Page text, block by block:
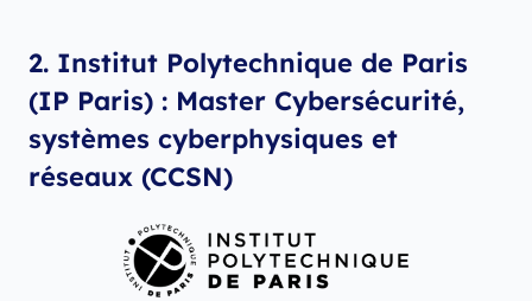
2. Institut Polytechnique de Paris
(IP Paris) : Master Cybersécurité,
systèmes cyberphysiques et
réseaux (CCSN)